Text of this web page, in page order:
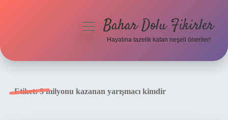
menüyüBahar Dolu Fikirler
Hayatına tazelik katan neşeli öneriler!
Etiket:5 milyonu kazanan yarışmacı kimdir